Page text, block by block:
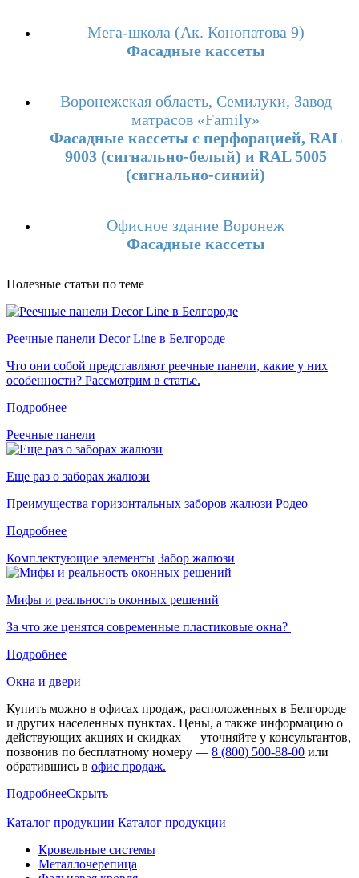
Мега-школа (Ак. Конопатова 9)
Фасадные кассеты
Воронежская область, Семилуки, Завод
матрасов «Family»
Фасадные кассеты с перфорацией, RAL
9003 (сигнально-белый) и RAL 5005
(сигнально-синий)
Офисное здание Воронеж
Фасадные кассеты
Полезные статьи по теме
Реечные панели Decor Line в Белгороде
Что они собой представляют реечные панели, какие у них
особенности? Рассмотрим в статье.
Подробнее
Реечные панели
Еще раз о заборах жалюзи
Преимущества горизонтальных заборов жалюзи Родео
Подробнее
Комплектующие элементы Забор жалюзи
Мифы и реальность оконных решений
За что же ценятся современные пластиковые окна?
Подробнее
Окна и двери
Купить можно в офисах продаж, расположенных в Белгороде
и других населенных пунктах. Цены, а также информацию о
действующих акциях и скидках — уточняйте у консультантов,
позвонив по бесплатному номеру — 8 (800) 500-88-00 или
обратившись в офис продаж.
ПодробнееСкрыть
Каталог продукции Каталог продукции
Кровельные системы
Металлочерепица